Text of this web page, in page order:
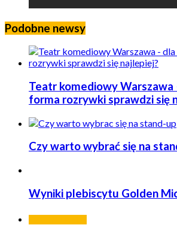
Podobne newsy
Teatr komediowy Warszawa
forma rozrywki sprawdzi się
Czy warto wybrać się na
Wyniki plebiscytu Golden